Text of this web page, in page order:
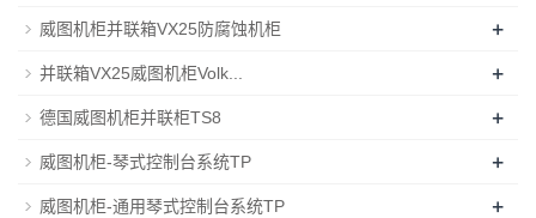
威图机柜并联箱VX25防腐蚀机柜 +
并联箱VX25威图机柜Volk... +
德国威图机柜并联柜TS8 +
威图机柜-琴式控制台系统TP +
威图机柜-通用琴式控制台系统TP +